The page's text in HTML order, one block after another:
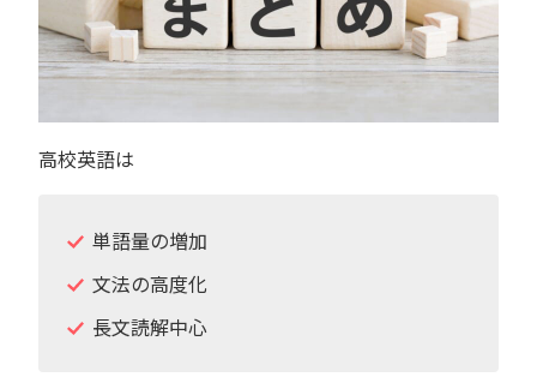
高校英語は
単語量の増加
文法の高度化
長文読解中心